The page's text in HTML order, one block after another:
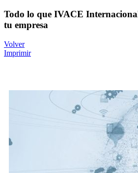
Todo lo que IVACE
tu empresa
Volver
Imprimir